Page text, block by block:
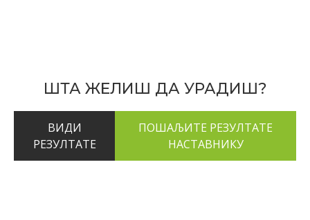
ШТА ЖЕЛИШ ДА УРАДИШ?
ВИДИ
РЕЗУЛТАТЕ